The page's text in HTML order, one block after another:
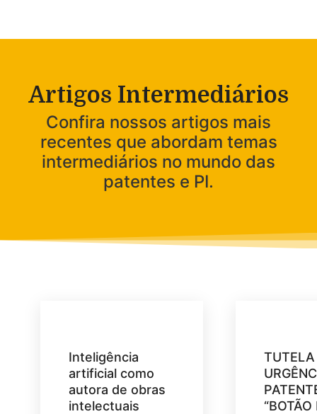
Artigos Intermediários
Confira nossos artigos mais
recentes que abordam temas
intermediários no mundo das
patentes e PI.
Inteligência
artificial como
autora de obras
intelectuais
TUTELA
“BOTÃO